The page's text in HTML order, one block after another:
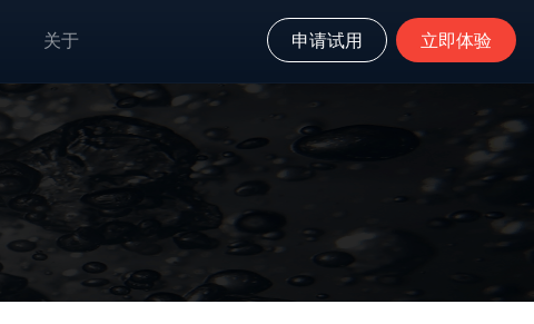
关于 申请试用 立即体验